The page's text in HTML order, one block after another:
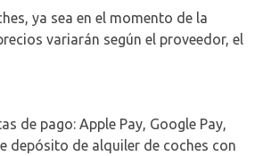
ya sea en el momento de la
variarán según el proveedor, el
de pago: Apple Pay, Google Pay,
depósito de alquiler de coches con